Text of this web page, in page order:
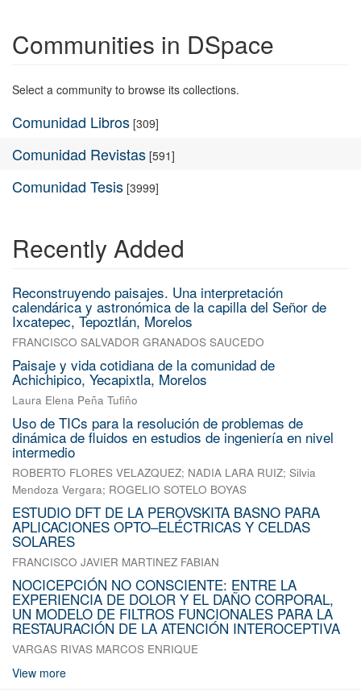
Communities in DSpace
Select a community to browse its collections.
Comunidad Libros [309]
Comunidad Revistas [591]
Comunidad Tesis [3999]
Recently Added
Reconstruyendo paisajes. Una interpretación
calendárica y astronómica de la capilla del Señor de
Ixcatepec, Tepoztlán, Morelos
FRANCISCO SALVADOR GRANADOS SAUCEDO
Paisaje y vida cotidiana de la comunidad de
Achichipico, Yecapixtla, Morelos
Laura Elena Peña Tufiño
Uso de TICs para la resolución de problemas de
dinámica de fluidos en estudios de ingeniería en nivel
intermedio
ROBERTO FLORES VELAZQUEZ; NADIA LARA RUIZ; Silvia
Mendoza Vergara; ROGELIO SOTELO BOYAS
ESTUDIO DFT DE LA PEROVSKITA BASNO PARA
APLICACIONES OPTO–ELÉCTRICAS Y CELDAS
SOLARES
FRANCISCO JAVIER MARTINEZ FABIAN
NOCICEPCIÓN NO CONSCIENTE: ENTRE LA
EXPERIENCIA DE DOLOR Y EL DAÑO CORPORAL,
UN MODELO DE FILTROS FUNCIONALES PARA LA
RESTAURACIÓN DE LA ATENCIÓN INTEROCEPTIVA
VARGAS RIVAS MARCOS ENRIQUE
View more